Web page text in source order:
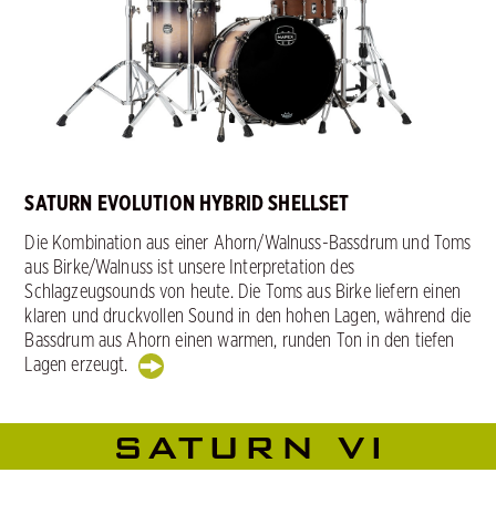
SATURN EVOLUTION HYBRID SHELLSET
Die Kombination aus einer Ahorn/Walnuss-Bassdrum und Toms
aus Birke/Walnuss ist unsere Interpretation des
Schlagzeugsounds von heute. Die Toms aus Birke liefern einen
klaren und druckvollen Sound in den hohen Lagen, während die
Bassdrum aus Ahorn einen warmen, runden Ton in den tiefen
Lagen erzeugt.
SATURN VI